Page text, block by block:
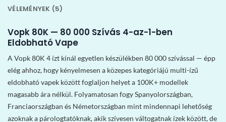
VÉLEMÉNYEK (5)
Vopk 80K — 80 000 Szívás 4-az-1-ben
Eldobható Vape
A Vopk 80K 4 ízt kínál egyetlen készülékben 80 000 szívással — épp
elég ahhoz, hogy kényelmesen a közepes kategóriájú multi-ízű
eldobható vapek között foglaljon helyet a 100K+ modellek
magasabb ára nélkül. Folyamatosan fogy Spanyolországban,
Franciaországban és Németországban mint mindennapi lehetőség
azoknak a párologtatóknak, akik szívesen váltogatnak ízek között, de